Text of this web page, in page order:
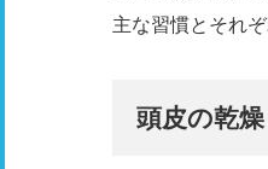
主な習慣とそれ
頭皮の乾燥